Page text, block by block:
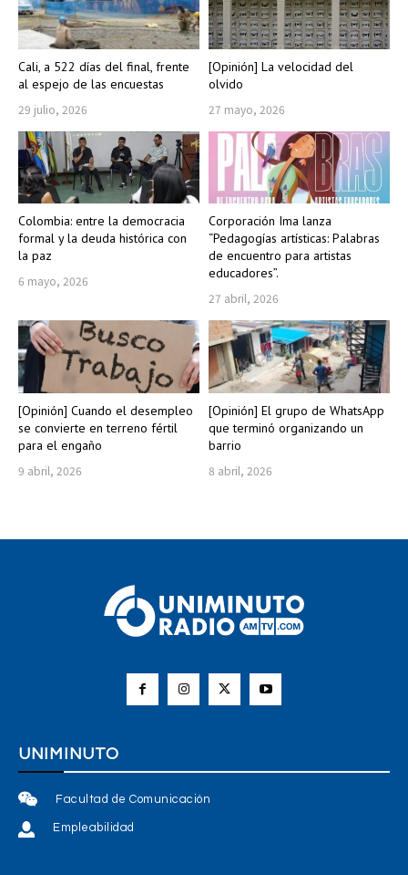
Cali, a 522 días del final, frente
al espejo de las encuestas
29 julio, 2026
[Opinión] La velocidad del
olvido
27 mayo, 2026
Colombia: entre la democracia
formal y la deuda histórica con
la paz
6 mayo, 2026
Corporación Ima lanza
“Pedagogías artísticas: Palabras
de encuentro para artistas
educadores”.
27 abril, 2026
[Opinión] Cuando el desempleo
se convierte en terreno fértil
para el engaño
9 abril, 2026
[Opinión] El grupo de WhatsApp
que terminó organizando un
barrio
8 abril, 2026
UNIMINUTO
Facultad de Comunicación
Empleabilidad